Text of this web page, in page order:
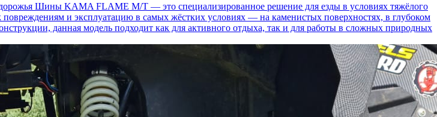
Шины KAMA FLAME M/T — это специализированное решение для езды в условиях тяжёлого
и эксплуатацию в самых жёстких условиях — на каменистых поверхностях, в глубоком
данная модель подходит как для активного отдыха, так и для работы в сложных природных